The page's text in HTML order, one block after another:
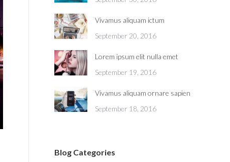
Vivamus aliquam ictum
September 20, 2016
Lorem ipsum elit nulla emet
September 19, 2016
Vivamus aliquam ornare sapien
September 18, 2016
Blog Categories